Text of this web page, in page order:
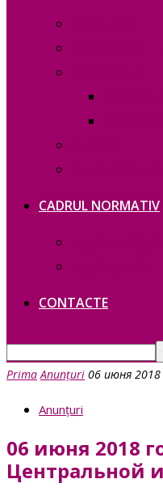
CADRUL NORMATIV
CONTACTE
Prima Anunțuri 06 июня 2018
Anunțuri
06 июня 2018
Центральной